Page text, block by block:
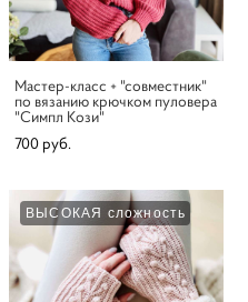
Мастер-класс + "совместник"
по вязанию крючком пуловера
"Симпл Кози"
700 pуб.
ВЫСОКАЯ сложность